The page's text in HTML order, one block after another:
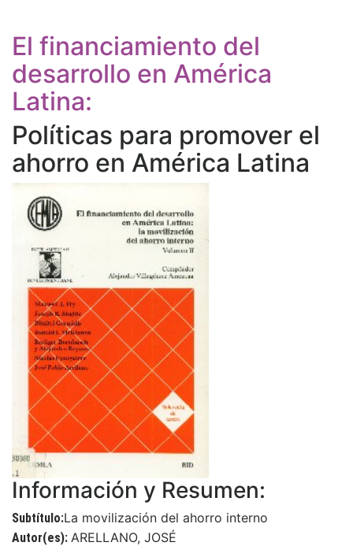
El financiamiento del
desarrollo en América
Latina:
Políticas para promover el
ahorro en América Latina
Información y Resumen:
Subtítulo:La movilización del ahorro interno
Autor(es): ARELLANO, JOSÉ